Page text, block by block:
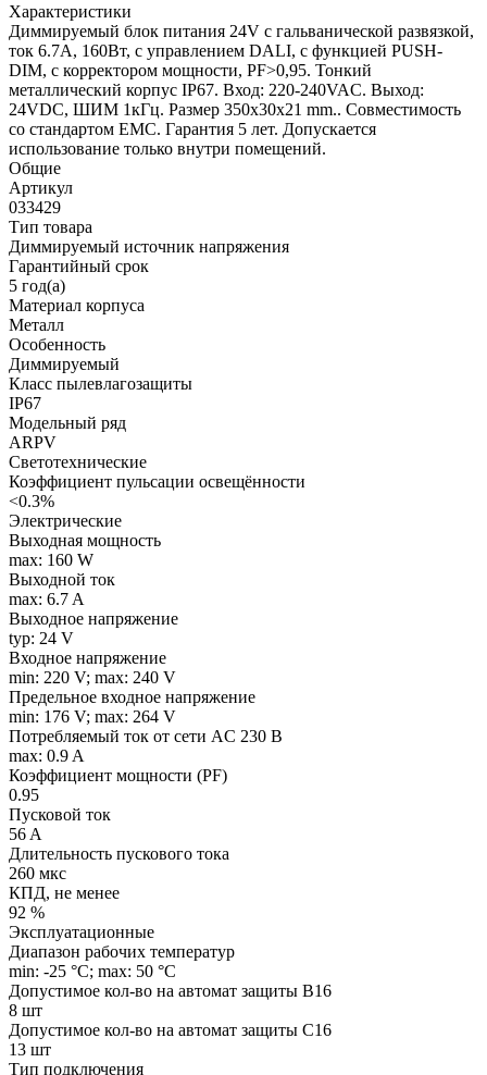
Характеристики
Диммируемый блок питания 24V с гальванической развязкой,
ток 6.7А, 160Вт, с управлением DALI, c функцией PUSH-
DIM, с корректором мощности, PF>0,95. Тонкий
металлический корпус IP67. Вход: 220-240VAC. Выход:
24VDC, ШИМ 1кГц. Размер 350х30х21 mm.. Совместимость
со стандартом EMC. Гарантия 5 лет. Допускается
использование только внутри помещений.
Общие
Артикул
033429
Тип товара
Диммируемый источник напряжения
Гарантийный срок
5 год(а)
Материал корпуса
Металл
Особенность
Диммируемый
Класс пылевлагозащиты
IP67
Модельный ряд
ARPV
Светотехнические
Коэффициент пульсации освещённости
<0.3%
Электрические
Выходная мощность
max: 160 W
Выходной ток
max: 6.7 A
Выходное напряжение
typ: 24 V
Входное напряжение
min: 220 V; max: 240 V
Предельное входное напряжение
min: 176 V; max: 264 V
Потребляемый ток от сети AC 230 В
max: 0.9 A
Коэффициент мощности (PF)
0.95
Пусковой ток
56 A
Длительность пускового тока
260 мкс
КПД, не менее
92 %
Эксплуатационные
Диапазон рабочих температур
min: -25 °C; max: 50 °C
Допустимое кол-во на автомат защиты B16
8 шт
Допустимое кол-во на автомат защиты C16
13 шт
Тип подключения